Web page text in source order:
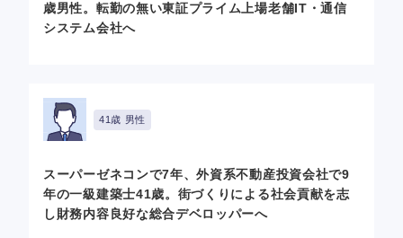
歳男性。転勤の無い東証プライム上場老舗IT・通信
システム会社へ
41歳 男性
スーパーゼネコンで7年、外資系不動産投資会社で9
年の一級建築士41歳。街づくりによる社会貢献を志
し財務内容良好な総合デベロッパーへ